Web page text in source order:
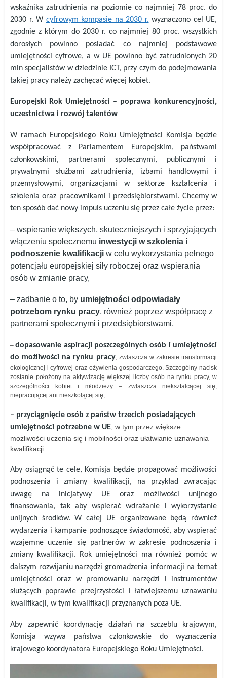
wskaźnika zatrudnienia na poziomie co najmniej 78 proc. do
2030 r. W cyfrowym kompasie na 2030 r. wyznaczono cel UE,
zgodnie z którym do 2030 r. co najmniej 80 proc. wszystkich
dorosłych powinno posiadać co najmniej podstawowe
umiejętności cyfrowe, a w UE powinno być zatrudnionych 20
mln specjalistów w dziedzinie ICT, przy czym do podejmowania
takiej pracy należy zachęcać więcej kobiet.
Europejski Rok Umiejętności – poprawa konkurencyjności,
uczestnictwa i rozwój talentów
W ramach Europejskiego Roku Umiejętności Komisja będzie
współpracować z Parlamentem Europejskim, państwami
członkowskimi, partnerami społecznymi, publicznymi i
prywatnymi służbami zatrudnienia, izbami handlowymi i
przemysłowymi, organizacjami w sektorze kształcenia i
szkolenia oraz pracownikami i przedsiębiorstwami. Chcemy w
ten sposób dać nowy impuls uczeniu się przez całe życie przez:
– wspieranie większych, skuteczniejszych i sprzyjających
włączeniu społecznemu inwestycji w szkolenia i
podnoszenie kwalifikacji w celu wykorzystania pełnego
potencjału europejskiej siły roboczej oraz wspierania
osób w zmianie pracy,
– zadbanie o to, by umiejętności odpowiadały
potrzebom rynku pracy, również poprzez współpracę z
partnerami społecznymi i przedsiębiorstwami,
–dopasowanie aspiracji poszczególnych osób i umiejętności
do możliwości na rynku pracy, zwłaszcza w zakresie transformacji
ekologicznej i cyfrowej oraz ożywienia gospodarczego. Szczególny nacisk
zostanie położony na aktywizację większej liczby osób na rynku pracy, w
szczególności kobiet i młodzieży – zwłaszcza niekształcącej się,
niepracującej ani nieszkolącej się,
– przyciągnięcie osób z państw trzecich posiadających
umiejętności potrzebne w UE , w tym przez większe
możliwości uczenia się i mobilności oraz ułatwianie uznawania
kwalifikacji.
Aby osiągnąć te cele, Komisja będzie propagować możliwości
podnoszenia i zmiany kwalifikacji, na przykład zwracając
uwagę na inicjatywy UE oraz możliwości unijnego
finansowania, tak aby wspierać wdrażanie i wykorzystanie
unijnych środków. W całej UE organizowane będą również
wydarzenia i kampanie podnoszące świadomość, aby wspierać
wzajemne uczenie się partnerów w zakresie podnoszenia i
zmiany kwalifikacji. Rok umiejętności ma również pomóc w
dalszym rozwijaniu narzędzi gromadzenia informacji na temat
umiejętności oraz w promowaniu narzędzi i instrumentów
służących poprawie przejrzystości i łatwiejszemu uznawaniu
kwalifikacji, w tym kwalifikacji przyznanych poza UE.
Aby zapewnić koordynację działań na szczeblu krajowym,
Komisja wzywa państwa członkowskie do wyznaczenia
krajowego koordynatora Europejskiego Roku Umiejętności.